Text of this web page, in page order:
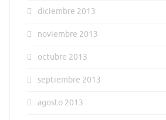
diciembre 2013
noviembre 2013
octubre 2013
septiembre 2013
agosto 2013